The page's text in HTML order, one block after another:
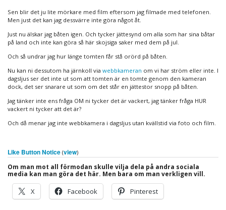
Sen blir det ju lite mörkare med film eftersom jag filmade med telefonen.
Men just det kan jag dessvärre inte göra något åt.
Just nu älskar jag båten igen. Och tycker jättesynd om alla som har sina båtar
på land och inte kan göra så här skojsiga saker med dem på jul.
Och så undrar jag hur länge tomten får stå orörd på båten.
Nu kan ni dessutom ha järnkoll via webbkameran om vi har ström eller inte. I
dagsljus ser det inte ut som att tomten är en tomte genom den kameran
dock, det ser snarare ut som om det står en jättestor snopp på båten.
Jag tänker inte ens fråga OM ni tycker det är vackert, jag tänker fråga HUR
vackert ni tycker att det är?
Och då menar jag inte webbkamera i dagsljus utan kvällstid via foto och film.
Like Button Notice (view)
Om man mot all förmodan skulle vilja dela på andra sociala
media kan man göra det här. Men bara om man verkligen vill.
X Facebook Pinterest